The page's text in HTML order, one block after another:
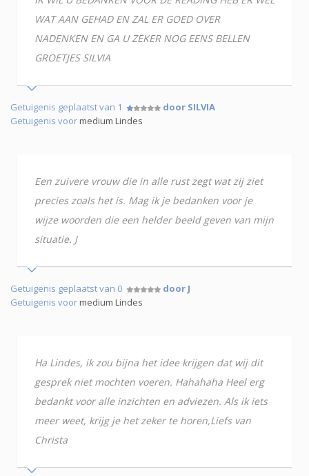
WAT AAN GEHAD EN ZAL ER GOED OVER
NADENKEN EN GA U ZEKER NOG EENS BELLEN
GROETJES SILVIA
Getuigenis geplaatst van 1
door SILVIA
Getuigenis voormedium Lindes
Een zuivere vrouw die in alle rust zegt wat zij ziet
precies zoals het is. Mag ik je bedanken voor je
wijze woorden die een helder beeld geven van mijn
situatie. J
Getuigenis geplaatst van 0
door J
Getuigenis voormedium Lindes
Ha Lindes, ik zou bijna het idee krijgen dat wij dit
gesprek niet mochten voeren. Hahahaha Heel erg
bedankt voor alle inzichten en adviezen. Als ik iets
meer weet, krijg je het zeker te horen,Liefs van
Christa